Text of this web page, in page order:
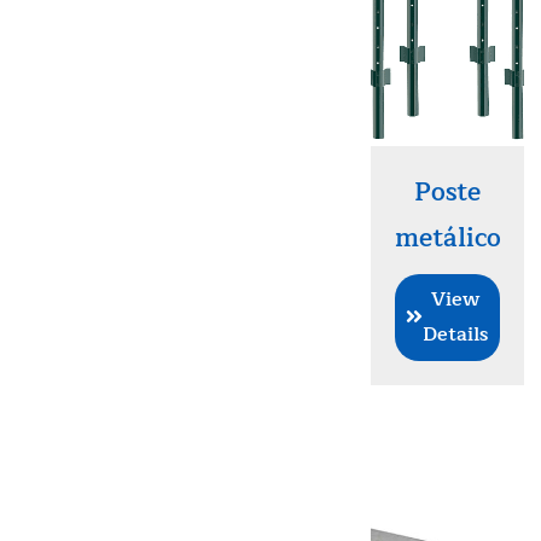
Poste
metálico
View
Details